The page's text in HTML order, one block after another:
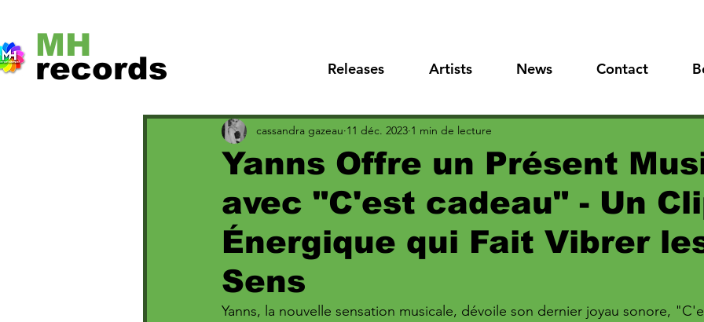
MH
records Releases Artists News Contact
Yanns Offre un Présent
avec "C'est cadeau" - Un
Énergique qui Fait Vibrer
Sens
cassandra gazeau 11 déc. 2023 1 min de lecture
Yanns, la nouvelle sensation musicale, dévoile son dernier joyau sonore,